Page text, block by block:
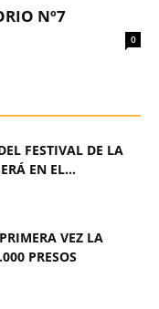
Nº7
0
FESTIVAL DE LA
EN EL...
VEZ LA
PRESOS